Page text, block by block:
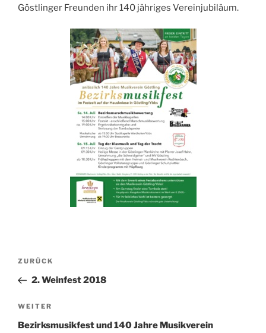
Göstlinger Freunden ihr 140 jähriges Vereinjubiläum.
Beitragsnavigation
Vorheriger
Beitrag
ZURÜCK
2. Weinfest 2018
Nächster
Beitrag
WEITER
Bezirksmusikfest und 140 Jahre Musikverein